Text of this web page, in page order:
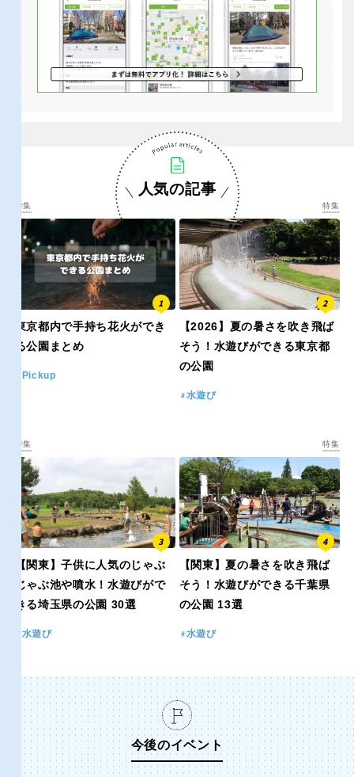
甲信越・東海・北陸
新潟 富山
岐阜 静岡
愛知
兵庫 奈良
中国・四国
岡山 広島
山口 徳島
バスケットゴール ふわふわドーム
ゲートボール
スケートパーク ライトアップ
イルミネーション イベント
地域で探す
人気の記事
特集
東京都内で手持ち花火ができ
る公園まとめ
Pickup
特集
【2026】夏の暑さを吹き飛ば
そう！水遊びができる東京都
の公園
水遊び
特集
【関東】子供に人気のじゃぶ
じゃぶ池や噴水！水遊びがで
きる埼玉県の公園 30選
水遊び
特集
【関東】夏の暑さを吹き飛ば
そう！水遊びができる千葉県
の公園 13選
水遊び
今後のイベント